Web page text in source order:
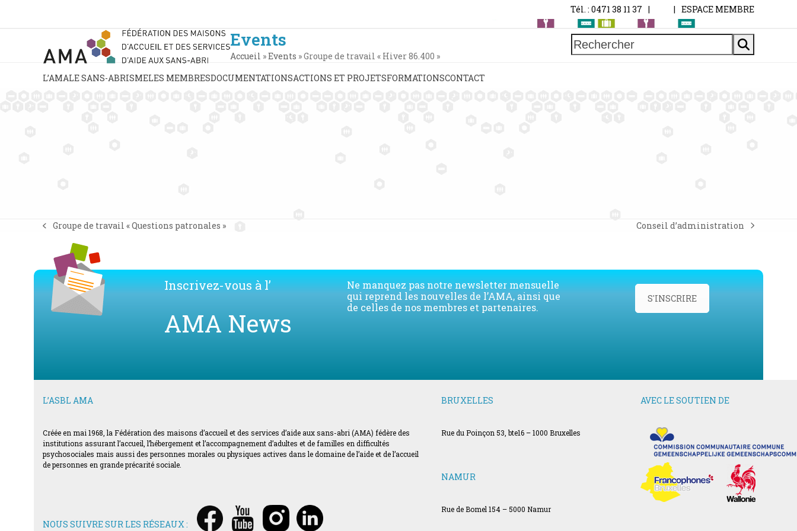
Tél. : 0471 38 11 37 | | ESPACE MEMBRE
Rechercher
L’AMALE SANS-ABRISMELES MEMBRESDOCUMENTATIONSACTIONS ET PROJETSFORMATIONSCONTACT
Events
Accueil »Events »Groupe de travail « Hiver 86.400 »
must
previous
Groupe de travail « Questions patronales »
next
Conseil d’administration
Inscrivez-vous à l’
AMA News
Ne manquez pas notre newsletter mensuelle
qui reprend les nouvelles de l’AMA, ainsi que
de celles de nos membres et partenaires.
S'INSCRIRE
L’ASBL AMA
Créée en mai 1968, la Fédération des maisons d’accueil et des services d’aide aux sans-abri (AMA) fédère des
institutions assurant l’accueil, l’hébergement et l’accompagnement d’adultes et de familles en difficultés
psychosociales mais aussi des personnes morales ou physiques actives dans le domaine de l’aide et de l’accueil
de personnes en grande précarité sociale.
NOUS SUIVRE SUR LES RÉSEAUX :
BRUXELLES
Rue du Poinçon 53, bte16 – 1000 Bruxelles
NAMUR
Rue de Bomel 154 – 5000 Namur
AVEC LE SOUTIEN DE